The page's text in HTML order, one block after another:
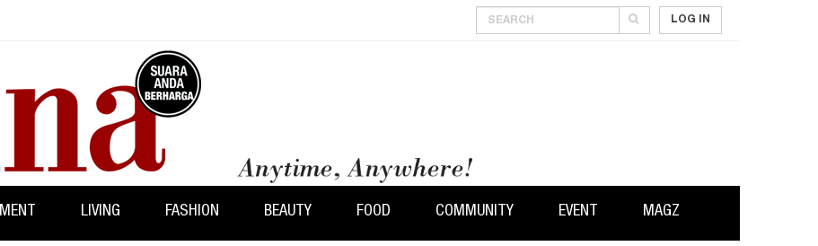
LOG IN
LIVING FASHION BEAUTY FOOD COMMUNITY EVENT MAGZ